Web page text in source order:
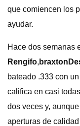
que comiencen los
ayudar.
Hace dos semanas
Rengifo, braxton
bateado .333 con
califica en casi
dos veces y,
aperturas de